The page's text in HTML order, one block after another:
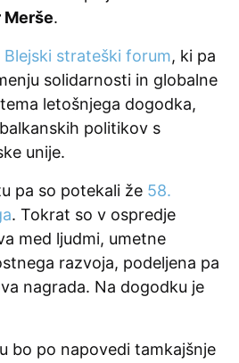
Merše.
Blejski strateški forum, ki pa
solidarnosti in globalne
letošnjega dogodka,
politikov s
unije.
pa so potekali že 58.
. Tokrat so v ospredje
med ljudmi, umetne
razvoja, podeljena pa
nagrada. Na dogodku je
bo po napovedi tamkajšnje